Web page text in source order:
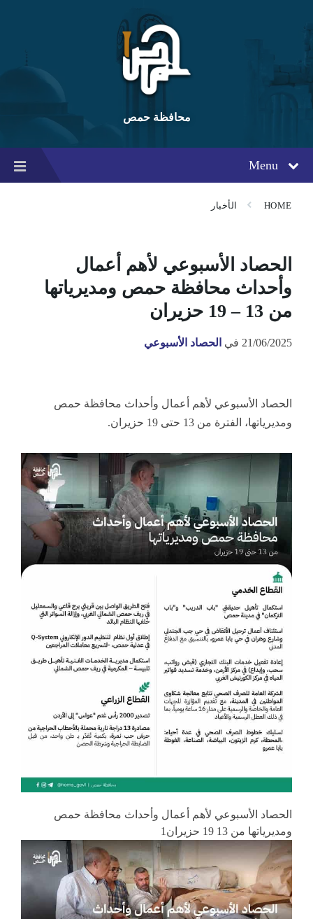
content
main
navigation
footer
محافظة حمص
Menu
HOME الأخبار
الحصاد الأسبوعي لأهم أعمال
وأحداث محافظة حمص ومديرياتها
من 13 – 19 حزيران
21/06/2025 في الحصاد الأسبوعي
الحصاد الأسبوعي لأهم أعمال وأحداث محافظة حمص
ومديرياتها، الفترة من 13 حتى 19 حزيران.
الحصاد الأسبوعي لأهم أعمال وأحداث محافظة حمص
ومديرياتها من 13 19 حزيران1